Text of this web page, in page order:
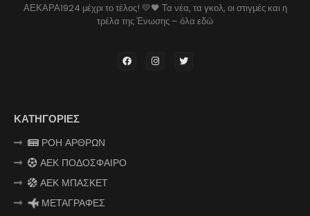
ΑΕΚΑΡΑ1924 μέχρι το τέλος! 💛🖤 Τα νέα, τα γκολ, οι στιγμές και η
τρέλα της Ένωσης – όλα εδώ
ΚΑΤΗΓΟΡΙΕΣ
ΡΟΗ ΑΡΘΡΩΝ
ΑΕΚ ΠΟΔΟΣΦΑΙΡΟ
ΑΕΚ ΜΠΑΣΚΕΤ
ΜΕΤΑΓΡΑΦΕΣ